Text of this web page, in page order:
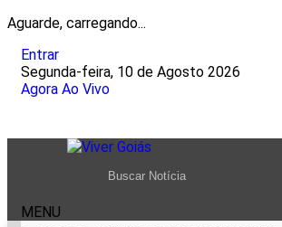
Aguarde, carregando...
Entrar
Segunda-feira, 10 de Agosto 2026
Agora Ao Vivo
MENU